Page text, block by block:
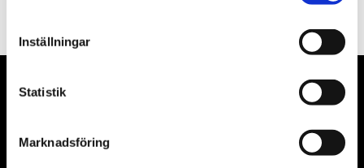
Inställningar
Statistik
Marknadsföring
integritetspolicy.
VÅRA LEVERANTÖRER
Våra främsta leverantörer är KS Tools verktyg, ATH billyftar
& däckmaskiner och Master luftmaskiner. Kontakta oss